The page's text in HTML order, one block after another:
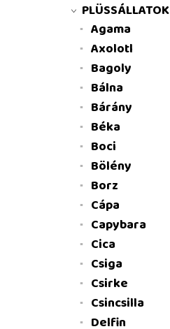
PLÜSSÁLLATOK
Agama
Axolotl
Bagoly
Bálna
Bárány
Béka
Boci
Bölény
Borz
Cápa
Capybara
Cica
Csiga
Csirke
Csincsilla
Delfin